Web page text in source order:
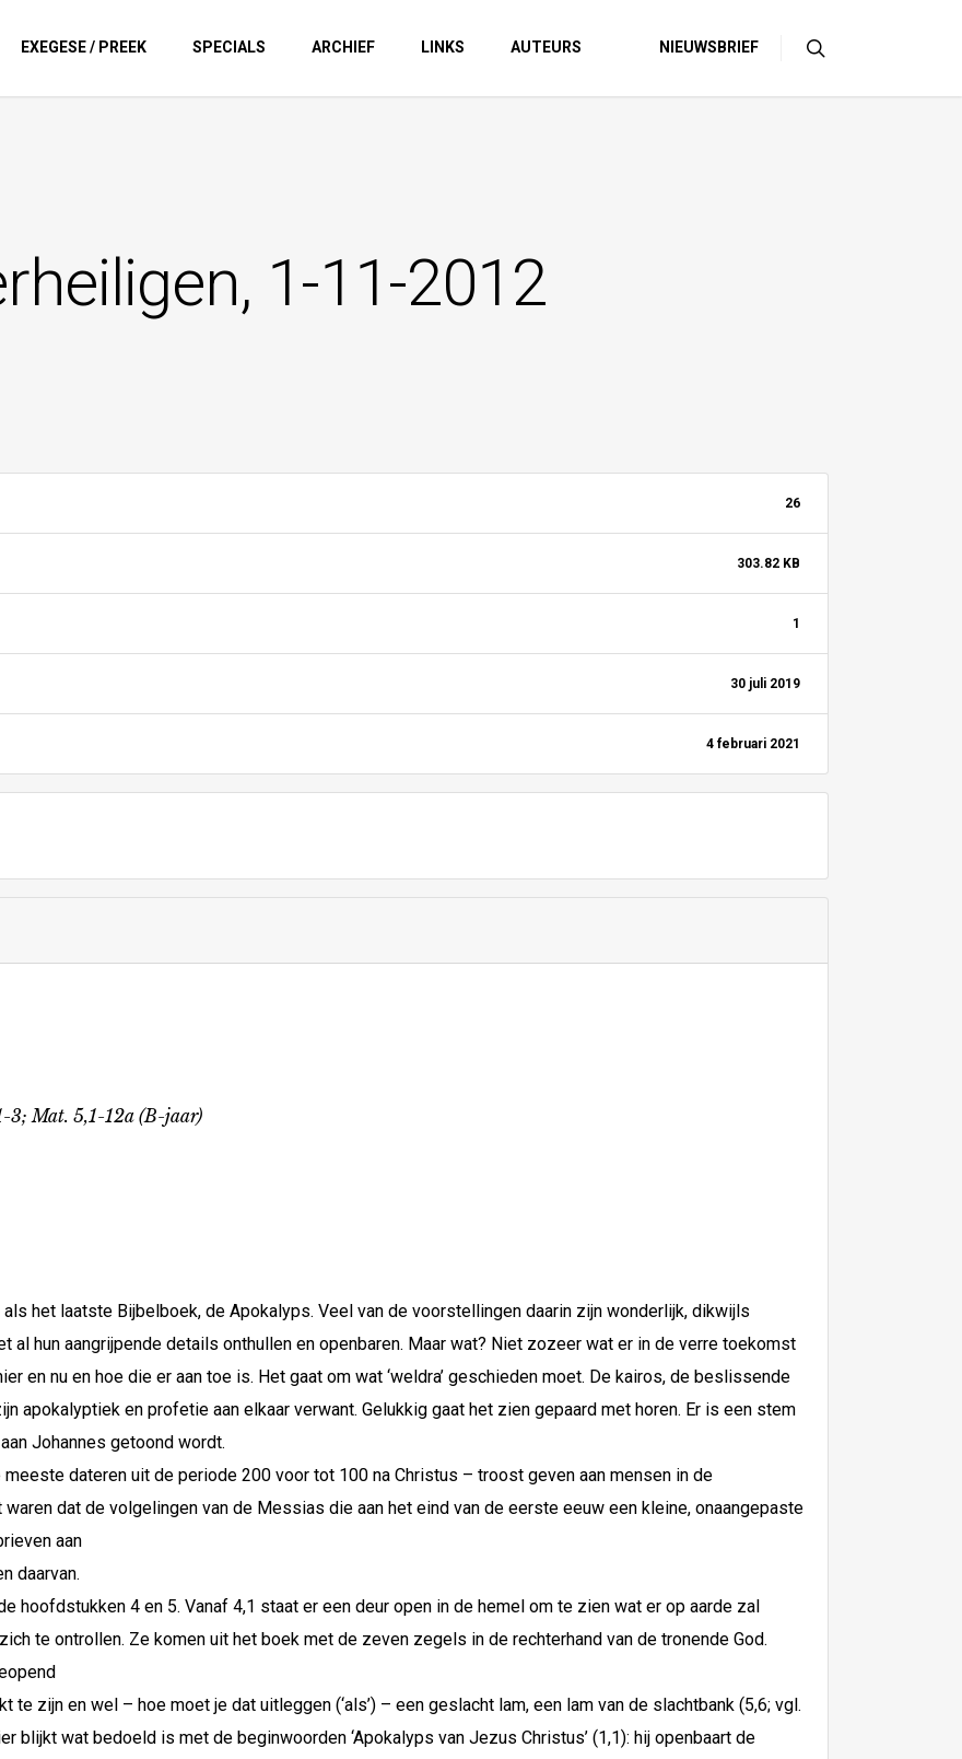
EXEGESE / PREEK SPECIALS ARCHIEF LINKS AUTEURS NIEUWSBRIEF
1-11-2012
26
303.82 KB
1
30 juli 2019
4 februari 2021
3; Mat. 5,1-12a (B-jaar)
het laatste Bijbelboek, de Apokalyps. Veel van de voorstellingen daarin zijn wonderlijk, dikwijls
al hun aangrijpende details onthullen en openbaren. Maar wat? Niet zozeer wat er in de verre toekomst
en nu en hoe die er aan toe is. Het gaat om wat ‘weldra’ geschieden moet. De kairos, de beslissende
apokalyptiek en profetie aan elkaar verwant. Gelukkig gaat het zien gepaard met horen. Er is een stem
Johannes getoond wordt.
dateren uit de periode 200 voor tot 100 na Christus – troost geven aan mensen in de
dat de volgelingen van de Messias die aan het eind van de eerste eeuw een kleine, onaangepaste
aan
daarvan.
hoofdstukken 4 en 5. Vanaf 4,1 staat er een deur open in de hemel om te zien wat er op aarde zal
te ontrollen. Ze komen uit het boek met de zeven zegels in de rechterhand van de tronende God.
te zijn en wel – hoe moet je dat uitleggen (‘als’) – een geslacht lam, een lam van de slachtbank (5,6; vgl.
blijkt wat bedoeld is met de beginwoorden ‘Apokalyps van Jezus Christus’ (1,1): hij openbaart de